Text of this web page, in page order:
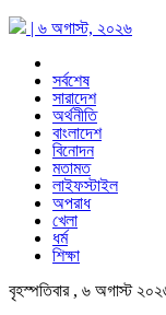
| ৬ অগাস্ট, ২০২৬
সর্বশেষ
সারাদেশ
অর্থনীতি
বাংলাদেশ
বিনোদন
মতামত
লাইফস্টাইল
অপরাধ
খেলা
ধর্ম
শিক্ষা
বৃহস্পতিবার , ৬ অগাস্ট